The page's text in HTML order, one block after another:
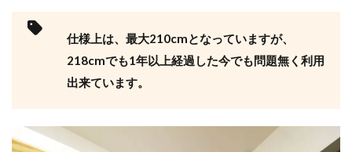
仕様上は、最大210cmとなっていますが、
218cmでも1年以上経過した今でも問題無く利用
出来ています。